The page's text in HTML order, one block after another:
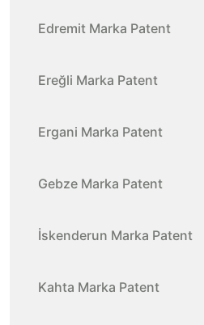
Edremit Marka Patent
Ereğli Marka Patent
Ergani Marka Patent
Gebze Marka Patent
İskenderun Marka Patent
Kahta Marka Patent